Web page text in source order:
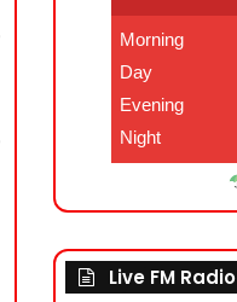
Morning
Day
Evening
Night
Live FM Radio